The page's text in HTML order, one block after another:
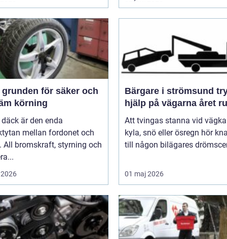
körning
är den enda
mellan fordonet och
All bromskraft, styrning och
Bärgare i strömsund trygg
hjälp på vägarna året
Att tvingas stanna vid
kyla, snö eller ösregn hör
till någon bilägares
01 maj 2026